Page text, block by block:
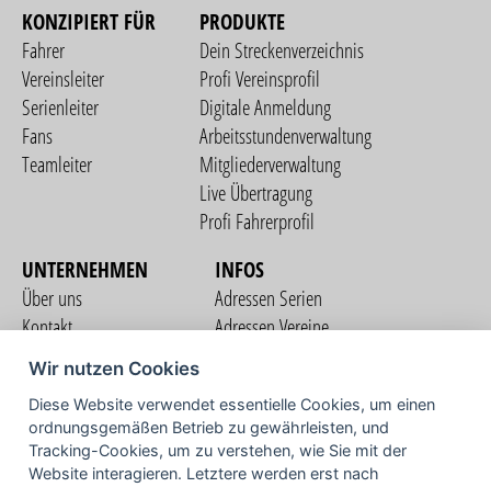
KONZIPIERT FÜR
Fahrer
Vereinsleiter
Serienleiter
Fans
Teamleiter
PRODUKTE
Dein Streckenverzeichnis
Profi Vereinsprofil
Digitale Anmeldung
Arbeitsstundenverwaltung
Mitgliederverwaltung
Live Übertragung
Profi Fahrerprofil
UNTERNEHMEN
Über uns
Kontakt
Nutzungsbedingungen
Datenschutzerklärung
Impressum
INFOS
Adressen Serien
Adressen Vereine
COMMUNITY
Wir nutzen Cookies
Diese Website verwendet essentielle Cookies, um einen
ordnungsgemäßen Betrieb zu gewährleisten, und
Tracking-Cookies, um zu verstehen, wie Sie mit der
Website interagieren. Letztere werden erst nach